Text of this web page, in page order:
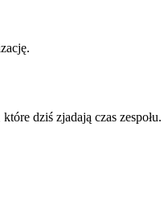
dziś zjadają czas zespołu.